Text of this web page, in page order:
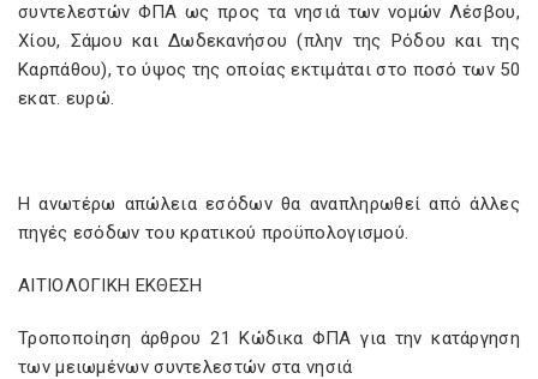
συντελεστών ΦΠΑ ως προς τα νησιά των νομών Λέσβου,
Χίου, Σάμου και Δωδεκανήσου (πλην της Ρόδου και της
Καρπάθου), το ύψος της οποίας εκτιμάται στο ποσό των 50
εκατ. ευρώ.
Η ανωτέρω απώλεια εσόδων θα αναπληρωθεί από άλλες
πηγές εσόδων του κρατικού προϋπολογισμού.
ΑΙΤΙΟΛΟΓΙΚΗ ΕΚΘΕΣΗ
Τροποποίηση άρθρου 21 Κώδικα ΦΠΑ για την κατάργηση
των μειωμένων συντελεστών στα νησιά